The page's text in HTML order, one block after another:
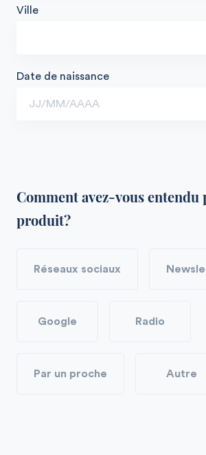
Ville
Date de naissance
Comment avez-vous entendu
produit?
Réseaux sociaux
Google Radio
Par un proche Autre